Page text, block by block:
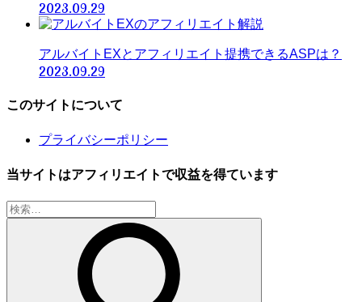
2023.09.29
アルバイトEXとアフィリエイト提携できるASPは？
2023.09.29
このサイトについて
プライバシーポリシー
当サイトはアフィリエイトで収益を得ています
検
索: